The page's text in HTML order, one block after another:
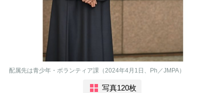
配属先は青少年・ボランティア課（2024年4月1日、Ph／JMPA）
写真120枚